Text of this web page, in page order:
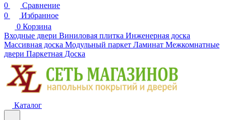
0
Сравнение
0
Избранное
0 Корзина
Входные двери Виниловая плитка Инженерная доска
Массивная доска Модульный паркет Ламинат Межкомнатные
двери Паркетная Доска
Каталог